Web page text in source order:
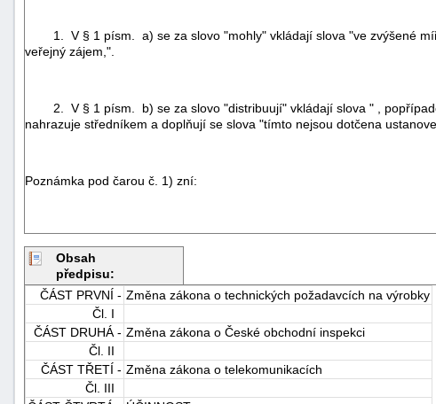
1. V § 1 písm. a) se za slovo "mohly" vkládají slova "ve zvýšené
veřejný zájem,".
2. V § 1 písm. b) se za slovo "distribuují" vkládají slova " , popřípadě
nahrazuje středníkem a doplňují se slova "tímto nejsou dotčena
Poznámka pod čarou č. 1) zní:
Obsah
předpisu:
ČÁST PRVNÍ - Změna zákona o technických požadavcích na výrobky
Čl. I
ČÁST DRUHÁ - Změna zákona o České obchodní inspekci
Čl. II
ČÁST TŘETÍ - Změna zákona o telekomunikacích
Čl. III